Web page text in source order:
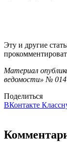
Эту и другие
Материал
ведомости» №
Поделиться
ВКонтакте